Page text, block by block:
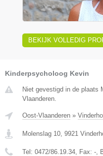
BEKIJK VOLLEDIG
Kinderpsycholoog Kevin
Niet gevestigd in de plaats
Vlaanderen.
Oost-Vlaanderen »
Molenslag 10 9921
Tel: 0472/86.19.34 , Fax: - ,